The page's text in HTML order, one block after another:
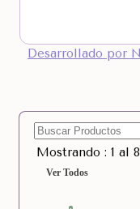
Desarrollado por
Mostrando : 1 al
Ver Todos